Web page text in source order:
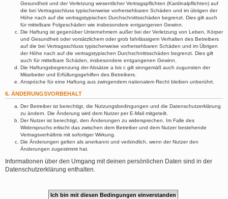
Gesundheit und der Verletzung wesentlicher Vertragspflichten (Kardinalpflichten) auf
die bei Vertragsschluss typischerweise vorhersehbaren Schäden und im übrigen der
Höhe nach auf die vertragstypischen Durchschnittsschäden begrenzt. Dies gilt auch
für mittelbare Folgeschäden wie insbesondere entgangenen Gewinn.
Die Haftung ist gegenüber Unternehmern außer bei der Verletzung von Leben, Körper
und Gesundheit oder vorsätzlichem oder grob fahrlässigem Verhalten des Betreibers
auf die bei Vertragsschluss typischerweise vorhersehbaren Schäden und im Übrigen
der Höhe nach auf die vertragstypischen Durchschnittsschäden begrenzt. Dies gilt
auch für mittelbare Schäden, insbesondere entgangenen Gewinn.
Die Haftungsbegrenzung der Absätze a bis c gilt sinngemäß auch zugunsten der
Mitarbeiter und Erfüllungsgehilfen des Betreibers.
Ansprüche für eine Haftung aus zwingendem nationalem Recht bleiben unberührt.
6. ÄNDERUNGSVORBEHALT
Der Betreiber ist berechtigt, die Nutzungsbedingungen und die Datenschutzerklärung
zu ändern. Die Änderung wird dem Nutzer per E-Mail mitgeteilt.
Der Nutzer ist berechtigt, den Änderungen zu widersprechen. Im Falle des
Widerspruchs erlischt das zwischen dem Betreiber und dem Nutzer bestehende
Vertragsverhältnis mit sofortiger Wirkung.
Die Änderungen gelten als anerkannt und verbindlich, wenn der Nutzer den
Änderungen zugestimmt hat.
Informationen über den Umgang mit deinen persönlichen Daten sind in der
Datenschutzerklärung enthalten.